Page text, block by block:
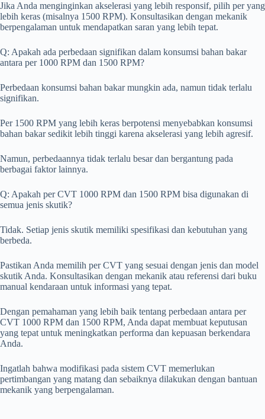
Jika Anda menginginkan akselerasi yang lebih responsif, pilih per yang
lebih keras (misalnya 1500 RPM). Konsultasikan dengan mekanik
berpengalaman untuk mendapatkan saran yang lebih tepat.
Q: Apakah ada perbedaan signifikan dalam konsumsi bahan bakar
antara per 1000 RPM dan 1500 RPM?
Perbedaan konsumsi bahan bakar mungkin ada, namun tidak terlalu
signifikan.
Per 1500 RPM yang lebih keras berpotensi menyebabkan konsumsi
bahan bakar sedikit lebih tinggi karena akselerasi yang lebih agresif.
Namun, perbedaannya tidak terlalu besar dan bergantung pada
berbagai faktor lainnya.
Q: Apakah per CVT 1000 RPM dan 1500 RPM bisa digunakan di
semua jenis skutik?
Tidak. Setiap jenis skutik memiliki spesifikasi dan kebutuhan yang
berbeda.
Pastikan Anda memilih per CVT yang sesuai dengan jenis dan model
skutik Anda. Konsultasikan dengan mekanik atau referensi dari buku
manual kendaraan untuk informasi yang tepat.
Dengan pemahaman yang lebih baik tentang perbedaan antara per
CVT 1000 RPM dan 1500 RPM, Anda dapat membuat keputusan
yang tepat untuk meningkatkan performa dan kepuasan berkendara
Anda.
Ingatlah bahwa modifikasi pada sistem CVT memerlukan
pertimbangan yang matang dan sebaiknya dilakukan dengan bantuan
mekanik yang berpengalaman.